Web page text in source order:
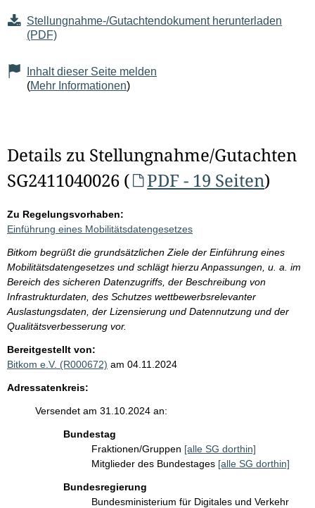
Stellungnahme-/Gutachtendokument herunterladen
(PDF)
Inhalt dieser Seite melden
(Mehr Informationen)
Details zu Stellungnahme/Gutachten
SG2411040026 (
PDF - 19 Seiten)
Zu Regelungsvorhaben:
Einführung eines Mobilitätsdatengesetzes
Bitkom begrüßt die grundsätzlichen Ziele der Einführung eines
Mobilitätsdatengesetzes und schlägt hierzu Anpassungen, u. a. im
Bereich des sicheren Datenzugriffs, der Beschreibung von
Infrastrukturdaten, des Schutzes wettbewerbsrelevanter
Auslastungsdaten, der Lizensierung und Datennutzung und der
Qualitätsverbesserung vor.
Bereitgestellt von:
Bitkom e.V. (R000672) am 04.11.2024
Adressatenkreis:
Versendet am 31.10.2024 an:
Bundestag
Fraktionen/Gruppen [alle SG dorthin]
Mitglieder des Bundestages [alle SG dorthin]
Bundesregierung
Bundesministerium für Digitales und Verkehr